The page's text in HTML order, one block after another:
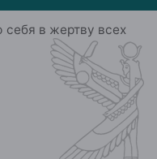
в жертву всех